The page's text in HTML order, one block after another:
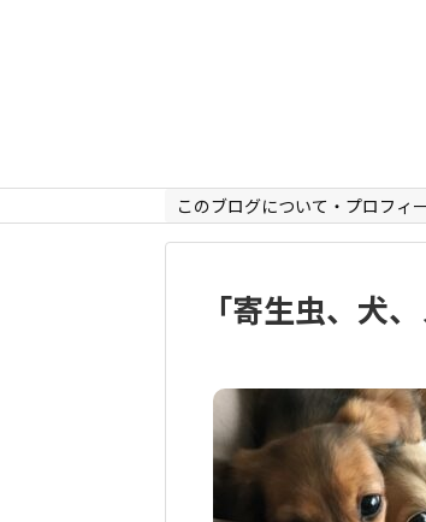
このブログについて・プロフィ
「寄生虫、犬